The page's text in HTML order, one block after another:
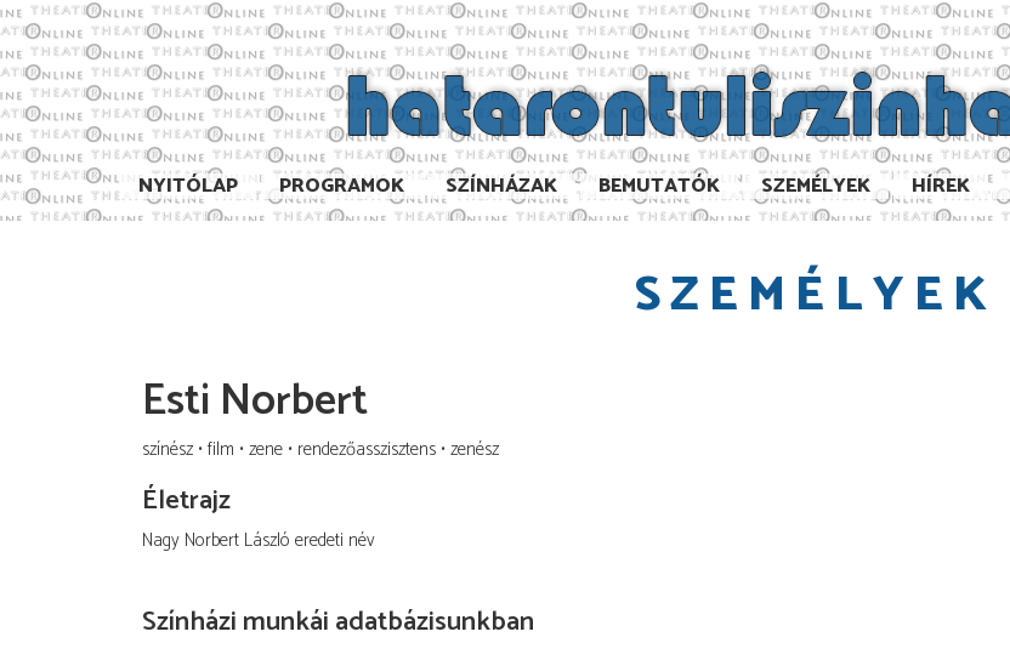
NYITÓLAP PROGRAMOK SZÍNHÁZAK BEMUTATÓK SZEMÉLYEK HÍREK
SZEMÉLYEK
Esti Norbert
színész film zene rendezőasszisztens zenész
Életrajz
Nagy Norbert László eredeti név
Színházi munkái adatbázisunkban